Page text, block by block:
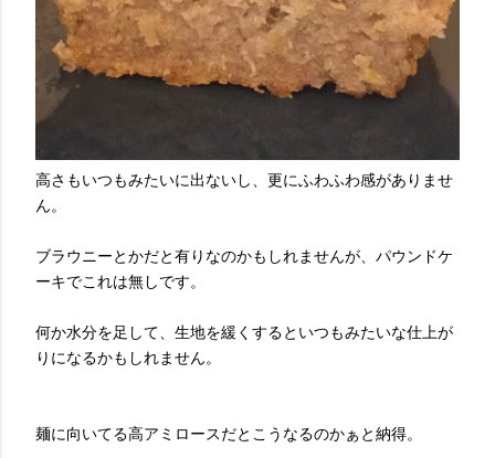
高さもいつもみたいに出ないし、更にふわふわ感がありませ
ん。
ブラウニーとかだと有りなのかもしれませんが、パウンドケ
ーキでこれは無しです。
何か水分を足して、生地を緩くするといつもみたいな仕上が
りになるかもしれません。
麺に向いてる高アミロースだとこうなるのかぁと納得。